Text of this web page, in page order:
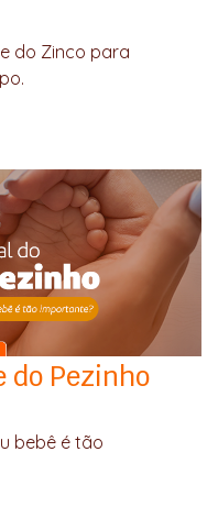
do Zinco para
do Pezinho
bebê é tão